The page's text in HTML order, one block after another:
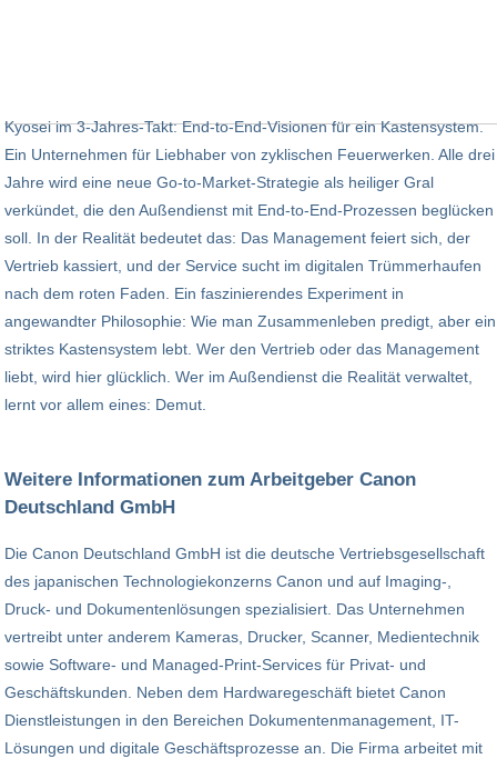
Kyosei im 3-Jahres-Takt: End-to-End-Visionen für ein Kastensystem. ​
Ein Unternehmen für Liebhaber von zyklischen Feuerwerken. Alle drei
Jahre wird eine neue Go-to-Market-Strategie als heiliger Gral
verkündet, die den Außendienst mit End-to-End-Prozessen beglücken
soll. In der Realität bedeutet das: Das Management feiert sich, der
Vertrieb kassiert, und der Service sucht im digitalen Trümmerhaufen
nach dem roten Faden. ​Ein faszinierendes Experiment in
angewandter Philosophie: Wie man Zusammenleben predigt, aber ein
striktes Kastensystem lebt. Wer den Vertrieb oder das Management
liebt, wird hier glücklich. Wer im Außendienst die Realität verwaltet,
lernt vor allem eines: Demut.
Weitere Informationen zum Arbeitgeber Canon
Deutschland GmbH
Die Canon Deutschland GmbH ist die deutsche Vertriebsgesellschaft
des japanischen Technologiekonzerns Canon und auf Imaging-,
Druck- und Dokumentenlösungen spezialisiert. Das Unternehmen
vertreibt unter anderem Kameras, Drucker, Scanner, Medientechnik
sowie Software- und Managed-Print-Services für Privat- und
Geschäftskunden. Neben dem Hardwaregeschäft bietet Canon
Dienstleistungen in den Bereichen Dokumentenmanagement, IT-
Lösungen und digitale Geschäftsprozesse an. Die Firma arbeitet mit